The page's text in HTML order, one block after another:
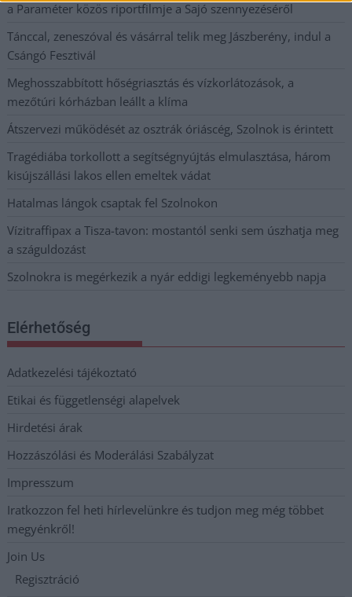
a Paraméter közös riportfilmje a Sajó szennyezéséről
Tánccal, zeneszóval és vásárral telik meg Jászberény, indul a
Csángó Fesztivál
Meghosszabbított hőségriasztás és vízkorlátozások, a
mezőtúri kórházban leállt a klíma
Átszervezi működését az osztrák óriáscég, Szolnok is érintett
Tragédiába torkollott a segítségnyújtás elmulasztása, három
kisújszállási lakos ellen emeltek vádat
Hatalmas lángok csaptak fel Szolnokon
Vízitraffipax a Tisza-tavon: mostantól senki sem úszhatja meg
a száguldozást
Szolnokra is megérkezik a nyár eddigi legkeményebb napja
Elérhetőség
Adatkezelési tájékoztató
Etikai és függetlenségi alapelvek
Hirdetési árak
Hozzászólási és Moderálási Szabályzat
Impresszum
Iratkozzon fel heti hírlevelünkre és tudjon meg még többet
megyénkről!
Join Us
Regisztráció